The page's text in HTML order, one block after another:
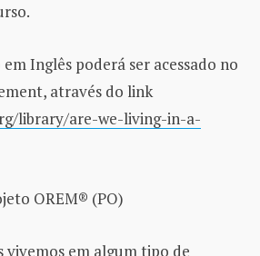
Inglês poderá ser acessado no
através do link
library/are-we-living-in-a-
OREM® (PO)
vivemos em algum tipo de